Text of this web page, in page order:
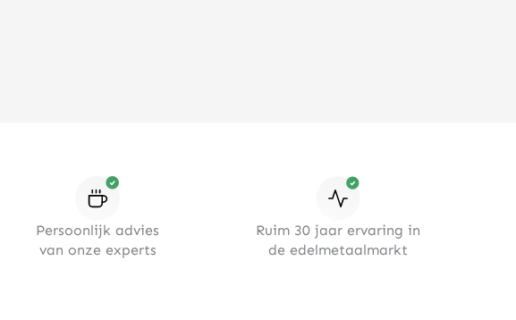
Persoonlijk advies
van onze experts
Ruim 30 jaar ervaring in
de edelmetaalmarkt